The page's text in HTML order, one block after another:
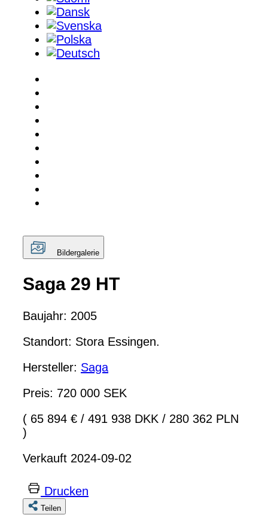
Bildergalerie
Saga 29 HT
Baujahr: 2005
Standort: Stora Essingen.
Hersteller: Saga
Preis: 720 000 SEK
( 65 894 € / 491 938 DKK / 280 362 PLN
)
Verkauft 2024-09-02
Drucken
Teilen